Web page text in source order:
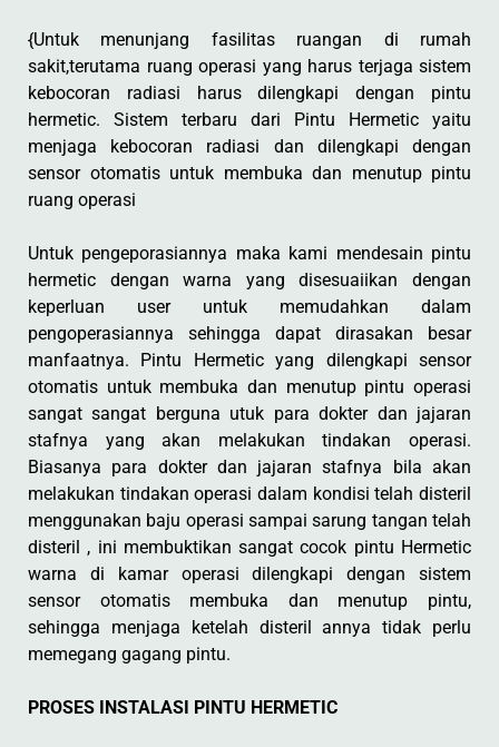
{Untuk menunjang fasilitas ruangan di rumah
sakit,terutama ruang operasi yang harus terjaga sistem
kebocoran radiasi harus dilengkapi dengan pintu
hermetic. Sistem terbaru dari Pintu Hermetic yaitu
menjaga kebocoran radiasi dan dilengkapi dengan
sensor otomatis untuk membuka dan menutup pintu
ruang operasi
Untuk pengeporasiannya maka kami mendesain pintu
hermetic dengan warna yang disesuaiikan dengan
keperluan user untuk memudahkan dalam
pengoperasiannya sehingga dapat dirasakan besar
manfaatnya. Pintu Hermetic yang dilengkapi sensor
otomatis untuk membuka dan menutup pintu operasi
sangat sangat berguna utuk para dokter dan jajaran
stafnya yang akan melakukan tindakan operasi.
Biasanya para dokter dan jajaran stafnya bila akan
melakukan tindakan operasi dalam kondisi telah disteril
menggunakan baju operasi sampai sarung tangan telah
disteril , ini membuktikan sangat cocok pintu Hermetic
warna di kamar operasi dilengkapi dengan sistem
sensor otomatis membuka dan menutup pintu,
sehingga menjaga ketelah disteril annya tidak perlu
memegang gagang pintu.
PROSES INSTALASI PINTU HERMETIC